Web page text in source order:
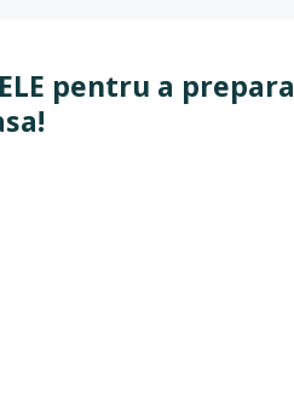
pentru a prepara